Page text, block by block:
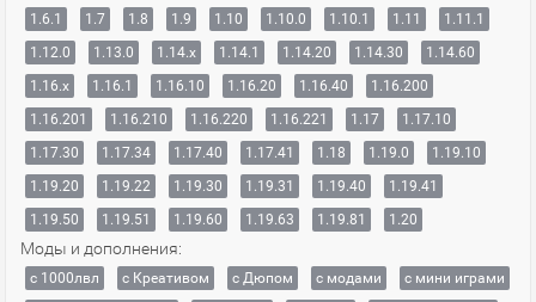
1.6.1
1.7 1.8 1.9 1.10 1.10.0 1.10.1 1.11
1.11.1
1.12.0
1.13.0 1.14.x 1.14.1 1.14.20 1.14.30
1.14.60
1.16.x
1.16.1 1.16.10 1.16.20 1.16.40
1.16.200
1.16.201
1.16.210 1.16.220 1.16.221 1.17
1.17.10
1.17.30
1.17.34 1.17.40 1.17.41 1.18 1.19.0
1.19.10
1.19.20
1.19.22 1.19.30 1.19.31 1.19.40
1.19.41
1.19.50
1.19.51 1.19.60 1.19.63 1.19.81 1.20
Моды и дополнения:
с 1000лвл c Креативом с Дюпом с модами
с мини играми